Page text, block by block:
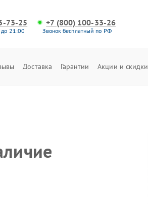
73-25
до 21:00
+7 (800) 100-33-26
Звонок бесплатный по РФ
Доставка Гарантии Акции и скидки